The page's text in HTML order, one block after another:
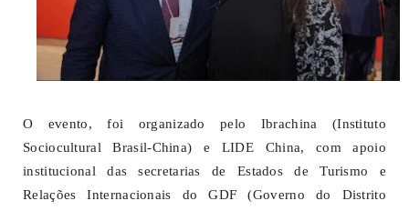
O evento, foi organizado pelo Ibrachina (Instituto
Sociocultural Brasil-China) e LIDE China, com apoio
institucional das secretarias de Estados de Turismo e
Relações Internacionais do GDF (Governo do Distrito